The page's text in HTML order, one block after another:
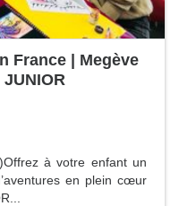
France | Megève
à votre enfant un
en plein cœur